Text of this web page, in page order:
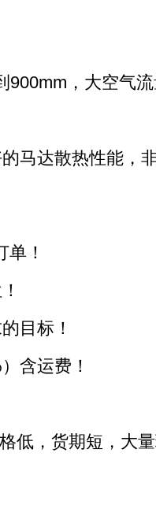
900mm，大空气
马达散热性能，
！
目标！
含运费！
低，货期短，大